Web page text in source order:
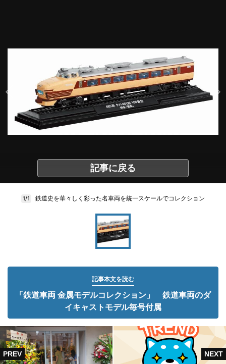
記事に戻る
1/1 鉄道史を華々しく彩った名車両を統一スケールでコレクション
記事本文を読む
「鉄道車両 金属モデルコレクション」 鉄道車両のダ
イキャストモデル毎号付属